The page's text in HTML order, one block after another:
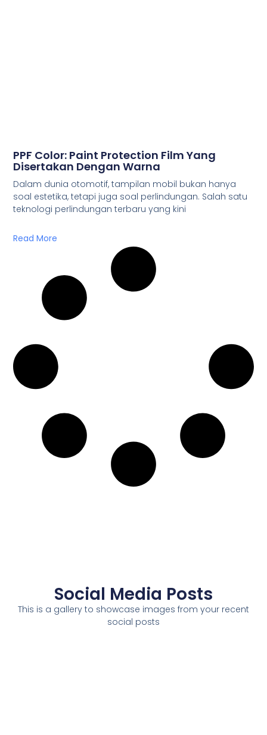
PPF Color: Paint Protection Film Yang
Disertakan Dengan Warna
Dalam dunia otomotif, tampilan mobil bukan hanya
soal estetika, tetapi juga soal perlindungan. Salah satu
teknologi perlindungan terbaru yang kini
Read More
Social Media Posts
This is a gallery to showcase images from your recent
social posts